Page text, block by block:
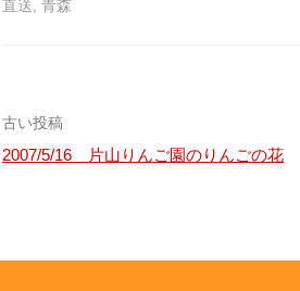
直送 青森
投
稿
ビ
古い投稿
2007/5/16 片山りんご園のりんごの花